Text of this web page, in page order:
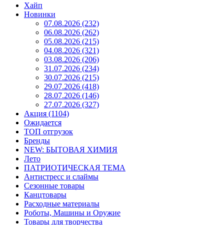
Хайп
Новинки
07.08.2026 (232)
06.08.2026 (262)
05.08.2026 (215)
04.08.2026 (321)
03.08.2026 (206)
31.07.2026 (234)
30.07.2026 (215)
29.07.2026 (418)
28.07.2026 (146)
27.07.2026 (327)
Акция (1104)
Ожидается
ТОП отгрузок
Бренды
NEW: БЫТОВАЯ ХИМИЯ
Лето
ПАТРИОТИЧЕСКАЯ ТЕМА
Антистресс и слаймы
Сезонные товары
Канцтовары
Расходные материалы
Роботы, Машины и Оружие
Товары для творчества